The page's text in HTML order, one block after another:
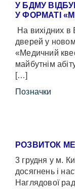
У БДМУ
У ФОРМАТІ
На вихідних
дверей у
«Медичний
майбутнім
[…]
Позначки
РОЗВИТОК
3 грудня у м.
досягнень і
Наглядової